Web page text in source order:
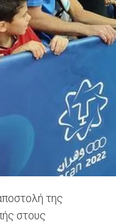
της
στους